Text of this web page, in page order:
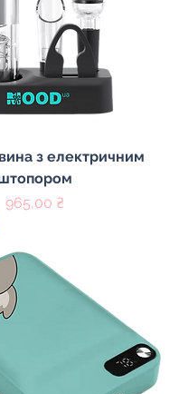
з електричним
Цена
965,00 ₴